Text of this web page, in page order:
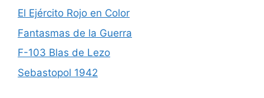
El Ejército Rojo en Color
Fantasmas de la Guerra
F-103 Blas de Lezo
Sebastopol 1942